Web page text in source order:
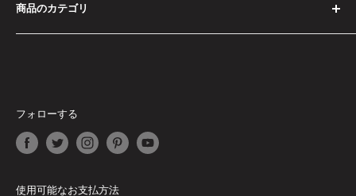
ドライバーセット
工具セット
スマート文房具
エアコンプレッサー・空気入れ
フラッシュライト
お問い合わせ
特定商取引法に基づく表記
商品が届かない場合
受取時に関税を要求された場合
利用規約
商品のカテゴリ
ドライバーセット
ミニカメラ
スマート文房具
高圧清浄機
フォローする
使用可能なお支払方法